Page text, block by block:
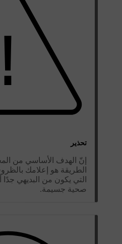
تحذير
إنّ الهدف الأساسي من
الطريقة هو إعلامك
التي يكون من البديهي
صحية جسيمة.